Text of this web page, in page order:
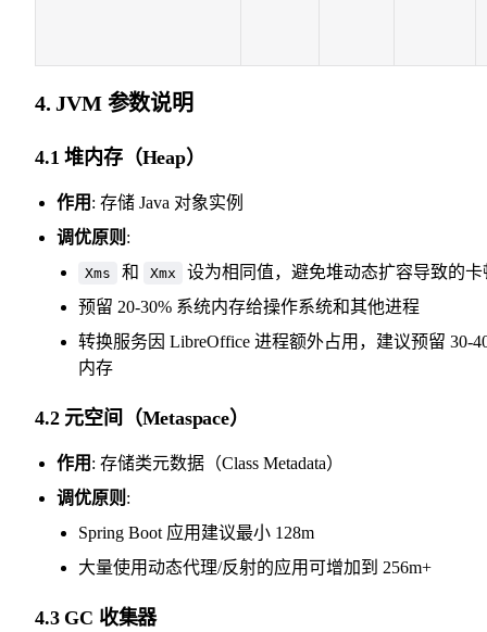
4. JVM 参数说明
4.1 堆内存（Heap）
作用 : 存储 Java 对象实例
调优原则 :
Xms 和 Xmx
设为相同值，避免堆动态扩容导致的卡
预留 20-30% 系统内存给操作系统和其他进程
转换服务因 LibreOffice 进程额外占用，建议预留 30-
内存
4.2 元空间（Metaspace）
作用 : 存储类元数据（Class Metadata）
调优原则 :
Spring Boot 应用建议最小 128m
大量使用动态代理/反射的应用可增加到 256m+
4.3 GC 收集器